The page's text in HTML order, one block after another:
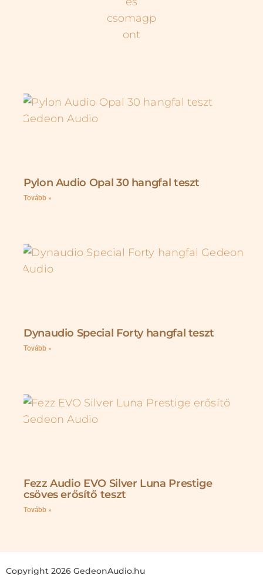
Pylon Audio Opal 30 hangfal teszt
Tovább »
Dynaudio Special Forty hangfal teszt
Tovább »
Fezz Audio EVO Silver Luna Prestige
csöves erősítő teszt
Tovább »
Copyright 2026 GedeonAudio.hu